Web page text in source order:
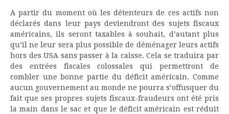
A partir du moment où les détenteurs de ces actifs non
déclarés dans leur pays deviendront des sujets fiscaux
américains, ils seront taxables à souhait, d’autant plus
qu’il ne leur sera plus possible de déménager leurs actifs
hors des USA sans passer à la caisse. Cela se traduira par
des entrées fiscales colossales qui permettront de
combler une bonne partie du déficit américain. Comme
aucun gouvernement au monde ne pourra s’offusquer du
fait que ses propres sujets fiscaux-fraudeurs ont été pris
la main dans le sac et que le déficit américain est réduit